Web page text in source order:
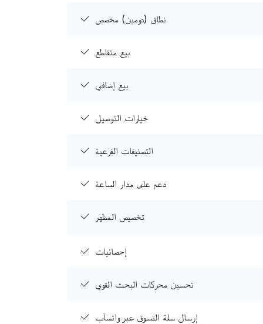
نطاق (دومين) مخصص
بيع متقاطع
بيع إضافي
خيارات التوصيل
التصنيفات الفرعية
دعم على مدار الساعة
تخصيص المظهر
إحصائيات
تحسين محركات البحث القوي
إرسال سلة التسوق عبر واتسآب